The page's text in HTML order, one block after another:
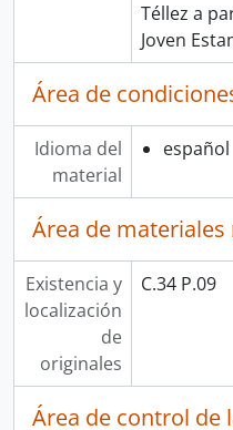
Téllez a
Joven
Área de
Idioma del
material
español
Área de
Existencia y
localización
de
originales
C.34 P.09
Área de control de